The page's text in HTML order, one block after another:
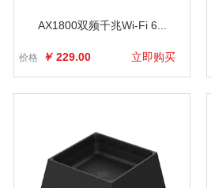
AX1800双频千兆Wi-Fi 6...
价格 ￥ 229.00 立即购买